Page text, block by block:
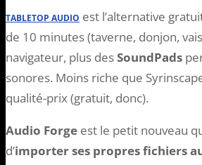
TABLETOP AUDIO est l’alternative
de 10 minutes (taverne, donjon,
navigateur, plus desSoundPads
sonores. Moins riche que
qualité-prix (gratuit, donc).
Audio Forge est le petit nouveau
d’importer ses propres fichiers